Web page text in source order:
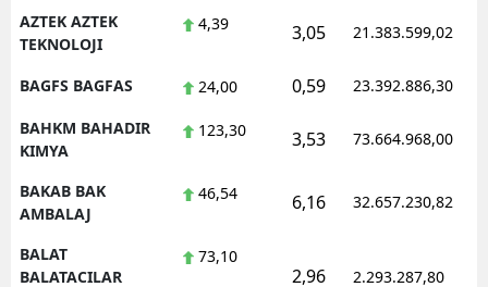
AZTEK AZTEK
TEKNOLOJI
4,39 3,05 21.383.599,02
BAGFS BAGFAS 24,00 0,59 23.392.886,30
BAHKM BAHADIR
KIMYA
123,30 3,53 73.664.968,00
BAKAB BAK
AMBALAJ
46,54 6,16 32.657.230,82
BALAT
BALATACILAR
73,10
2,96 2.293.287,80